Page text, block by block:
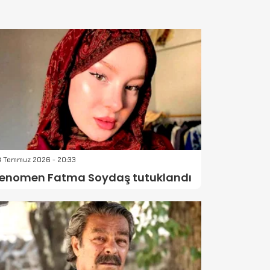
Temmuz 2026 - 20:33
Fatma Soydaş tutuklandı